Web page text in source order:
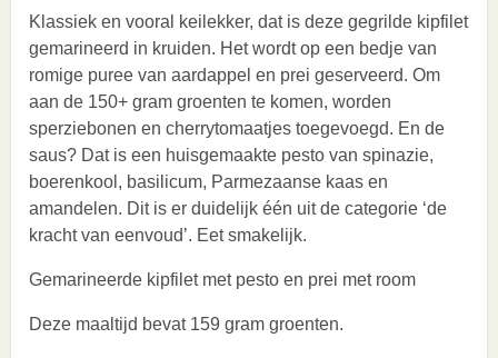
Klassiek en vooral keilekker, dat is deze gegrilde kipfilet
gemarineerd in kruiden. Het wordt op een bedje van
romige puree van aardappel en prei geserveerd. Om
aan de 150+ gram groenten te komen, worden
sperziebonen en cherrytomaatjes toegevoegd. En de
saus? Dat is een huisgemaakte pesto van spinazie,
boerenkool, basilicum, Parmezaanse kaas en
amandelen. Dit is er duidelijk één uit de categorie ‘de
kracht van eenvoud’. Eet smakelijk.
Gemarineerde kipfilet met pesto en prei met room
Deze maaltijd bevat 159 gram groenten.